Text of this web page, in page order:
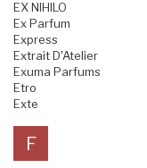
EX NIHILO
Ex Parfum
Express
Extrait D'Atelier
Exuma Parfums
Etro
Exte
F